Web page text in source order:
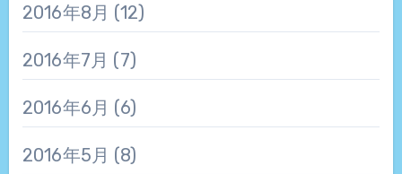
2016年8月 (12)
2016年7月 (7)
2016年6月 (6)
2016年5月 (8)